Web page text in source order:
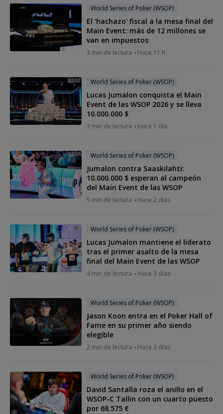
World Series of Poker (WSOP)
El 'hachazo' fiscal a la mesa final del
Main Event: más de 12 millones se
van en impuestos
3 min de lectura Hace 11 h
World Series of Poker (WSOP)
Lucas Jumalon conquista el Main
Event de las WSOP 2026 y se lleva
10.000.000 $
3 min de lectura Hace 1 día
World Series of Poker (WSOP)
Jumalon contra Saaskilahti:
10.000.000 $ esperan al campeón
del Main Event de las WSOP
5 min de lectura Hace 2 días
World Series of Poker (WSOP)
Lucas Jumalon mantiene el liderato
tras el primer asalto de la mesa
final del Main Event de las WSOP
4 min de lectura Hace 3 días
World Series of Poker (WSOP)
Jason Koon entra en el Poker Hall of
Fame en su primer año siendo
elegible
2 min de lectura Hace 3 días
World Series of Poker (WSOP)
David Santalla roza el anillo en el
WSOP-C Tallin con un cuarto puesto
por 68.575 €